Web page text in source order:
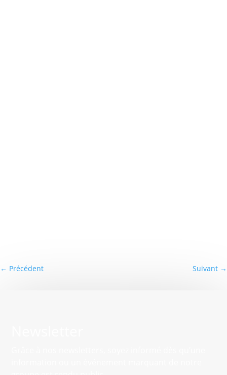
← Précédent Suivant →